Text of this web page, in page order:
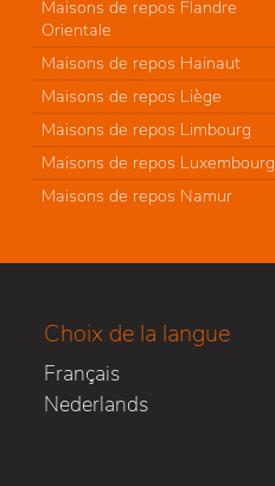
Maisons de repos Flandre
Orientale
Maisons de repos Hainaut
Maisons de repos Liège
Maisons de repos Limbourg
Maisons de repos Luxembourg
Maisons de repos Namur
Choix de la langue
Français
Nederlands